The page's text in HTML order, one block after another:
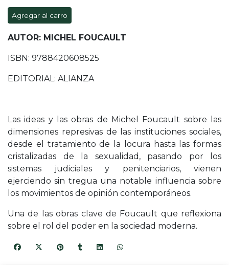
Agregar al carro
AUTOR: MICHEL FOUCAULT
ISBN: 9788420608525
EDITORIAL: ALIANZA
Las ideas y las obras de Michel Foucault sobre las
dimensiones represivas de las instituciones sociales,
desde el tratamiento de la locura hasta las formas
cristalizadas de la sexualidad, pasando por los
sistemas judiciales y penitenciarios, vienen
ejerciendo sin tregua una notable influencia sobre
los movimientos de opinión contemporáneos.
Una de las obras clave de Foucault que reflexiona
sobre el rol del poder en la sociedad moderna.